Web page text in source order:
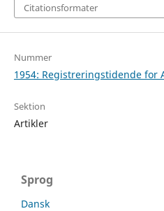
Citationsformater
Nummer
1954: Registreringstidende for
Sektion
Artikler
Sprog
Dansk